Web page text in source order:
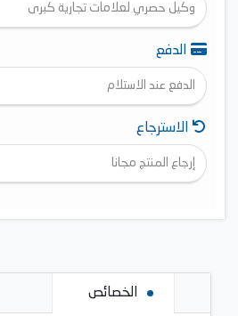
وكيل حصري لعلامات تجارية كبرى
الدفع
الدفع عند الاستلام
الاسترجاع
إرجاع المنتج مجانا
الخصائص